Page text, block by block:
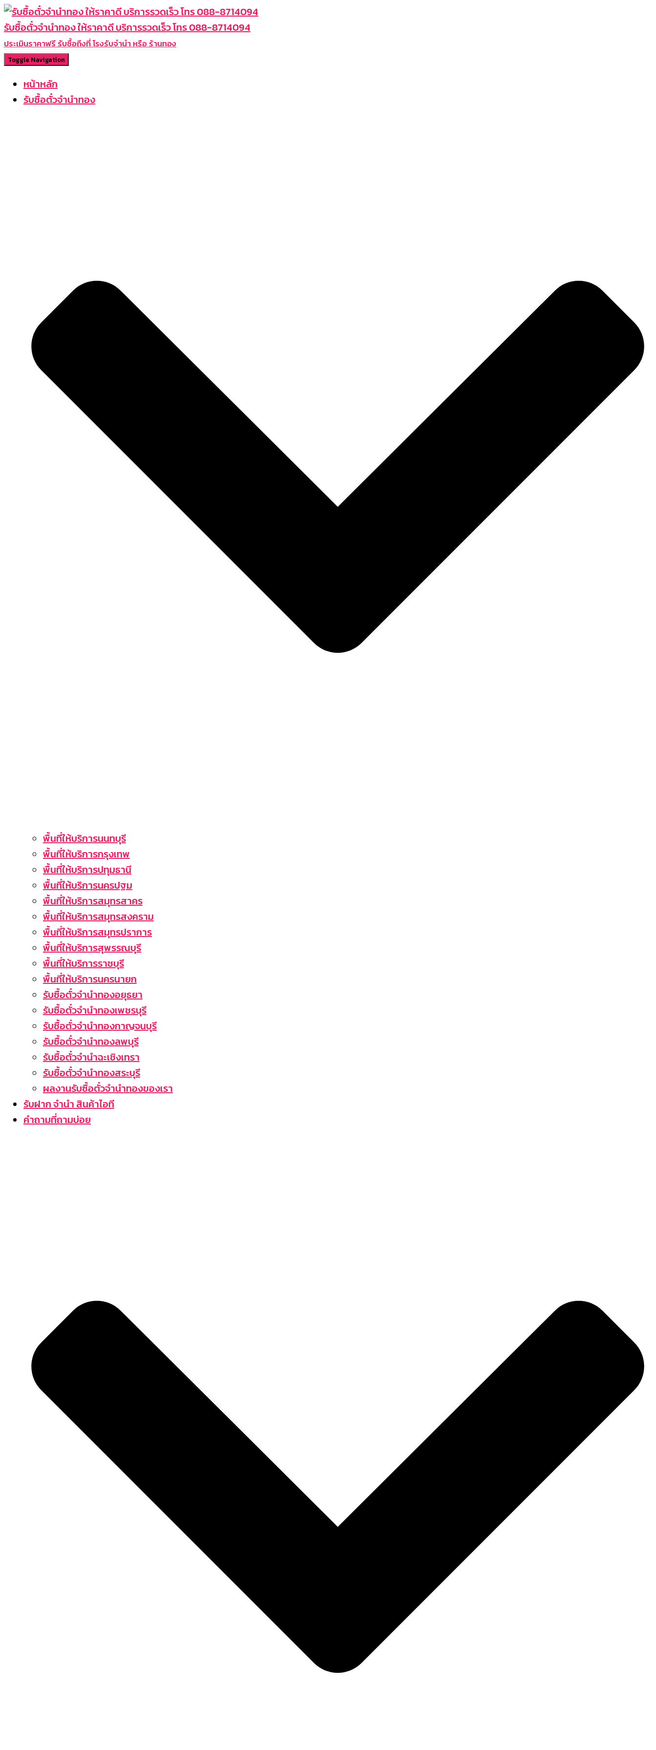
รับซื้อตั๋วจำนำทอง ให้ราคาดี บริการรวดเร็ว โทร 088-8714094
ประเมินราคาฟรี รับซื้อถึงที่ โรงรับจำนำ หรือ ร้านทอง
Toggle Navigation
หน้าหลัก
รับซื้อตั๋วจำนำทอง
พื้นที่ให้บริการนนทบุรี
พื้นที่ให้บริการกรุงเทพ
พื้นที่ให้บริการปทุมธานี
พื้นที่ให้บริการนครปฐม
พื้นที่ให้บริการสมุทรสาคร
พื้นที่ให้บริการสมุทรสงคราม
พื้นที่ให้บริการสมุทรปราการ
พื้นที่ให้บริการสุพรรณบุรี
พื้นที่ให้บริการราชบุรี
พื้นที่ให้บริการนครนายก
รับซื้อตั๋วจำนำทองอยุธยา
รับซื้อตั๋วจำนำทองเพชรบุรี
รับซื้อตั่วจำนำทองกาญจนบุรี
รับซื้อตั๋วจำนำทองลพบุรี
รับซื้อตั๋วจำนำฉะเชิงเทรา
รับซื้อตั๋วจำนำทองสระบุรี
ผลงานรับซื้อตั๋วจำนำทองของเรา
รับฝาก จำนำ สินค้าไอที
คำถามที่ถามบ่อย